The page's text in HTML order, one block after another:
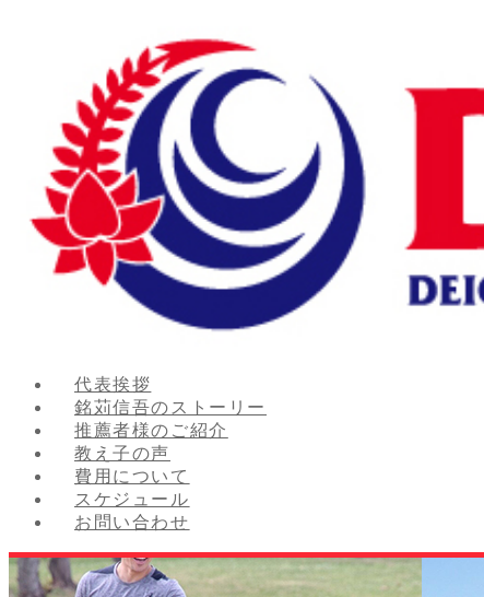
代表挨拶
銘苅信吾のストーリー
推薦者様のご紹介
教え子の声
費用について
スケジュール
お問い合わせ